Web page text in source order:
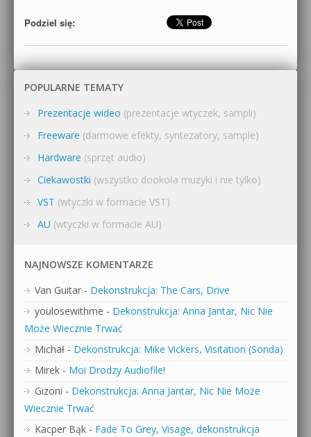
Podziel się:
POPULARNE TEMATY
Prezentacje wideo (prezentacje wtyczek, sampli)
Freeware (darmowe efekty, syntezatory, sample)
Hardware (sprzęt audio)
Ciekawostki (wszystko dookoła muzyki i nie tylko)
VST (wtyczki w formacie VST)
AU (wtyczki w formacie AU)
NAJNOWSZE KOMENTARZE
Van Guitar - Dekonstrukcja: The Cars, Drive
youlosewithme - Dekonstrukcja: Anna Jantar, Nic Nie
Może Wiecznie Trwać
Michał - Dekonstrukcja: Mike Vickers, Visitation (Sonda)
Mirek - Moi Drodzy Audiofile!
Gizoni - Dekonstrukcja: Anna Jantar, Nic Nie Może
Wiecznie Trwać
Kacper Bąk - Fade To Grey, Visage, dekonstrukcja